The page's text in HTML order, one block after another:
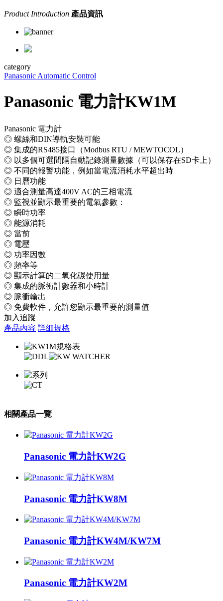
Product Introduction 產品資訊
category
Panasonic Automatic Control
Panasonic 電力計KW1M
Panasonic 電力計
◎ 螺絲和DIN導軌安裝可能
◎ 集成的R​​S485接口（Modbus RTU / MEWTOCOL）
◎ 以多個可選間隔自動記錄測量數據（可以保存在SD卡上）
◎ 不同的報警功能，例如當電流消耗水平超出時
◎ 日曆功能
◎ 適合測量高達400V AC的三相電流
◎ 監視並顯示最重要的電氣參數：
◎ 瞬時功率
◎ 能源消耗
◎ 當前
◎ 電壓
◎ 功率因數
◎ 頻率等
◎ 顯示計算的二氧化碳使用量
◎ 集成的脈衝計數器和小時計
◎ 脈衝輸出
◎ 免費軟件，允許您顯示最重要的測量值
加入追蹤
產品內容 詳細規格
相關產品一覽
Panasonic 電力計KW2G
Panasonic 電力計KW8M
Panasonic 電力計KW4M/KW7M
Panasonic 電力計KW2M